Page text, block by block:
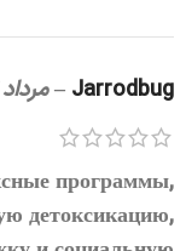
Jarrodbug
–مرداد 14,
программы,
детоксикацию,